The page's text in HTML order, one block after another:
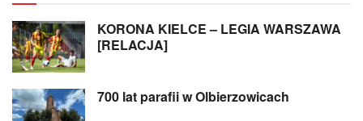
KORONA KIELCE – LEGIA WARSZAWA
[RELACJA]
700 lat parafii w Olbierzowicach